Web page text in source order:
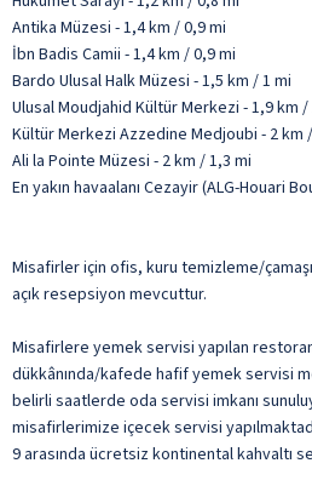
Antika Müzesi - 1,4 km / 0,9 mi
İbn Badis Camii - 1,4 km / 0,9 mi
Bardo Ulusal Halk Müzesi - 1,5 km / 1 mi
Ulusal Moudjahid Kültür Merkezi - 1,9 km /
Kültür Merkezi Azzedine Medjoubi - 2 km
Ali la Pointe Müzesi - 2 km / 1,3 mi
En yakın havaalanı Cezayir (ALG-Houari
Misafirler için ofis, kuru temizleme/
açık resepsiyon mevcuttur.
Misafirlere yemek servisi yapılan
dükkânında/kafede hafif yemek servisi
belirli saatlerde oda servisi imkanı
misafirlerimize içecek servisi
9 arasında ücretsiz kontinental kahvaltı